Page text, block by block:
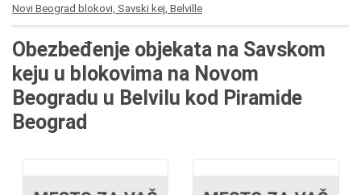
Novi Beograd blokovi, Savski kej, Belville
Obezbeđenje objekata na Savskom
keju u blokovima na Novom
Beogradu u Belvilu kod Piramide
Beograd